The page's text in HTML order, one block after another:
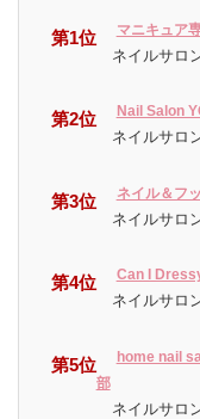
第1位 マニキュア
ネイルサロ
第2位 Nail Salon
ネイルサロ
第3位 ネイル＆フ
ネイルサロ
第4位 Can I
ネイルサロ
第5位
home nail
部
ネイルサロ